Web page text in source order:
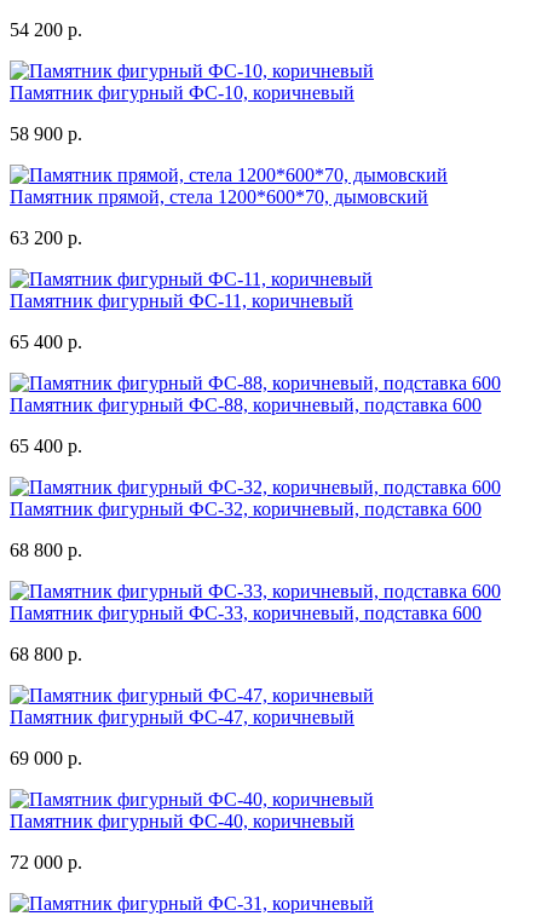
54 200 р.
Памятник фигурный ФС-10, коричневый
58 900 р.
Памятник прямой, стела 1200*600*70, дымовский
63 200 р.
Памятник фигурный ФС-11, коричневый
65 400 р.
Памятник фигурный ФС-88, коричневый, подставка 600
65 400 р.
Памятник фигурный ФС-32, коричневый, подставка 600
68 800 р.
Памятник фигурный ФС-33, коричневый, подставка 600
68 800 р.
Памятник фигурный ФС-47, коричневый
69 000 р.
Памятник фигурный ФС-40, коричневый
72 000 р.